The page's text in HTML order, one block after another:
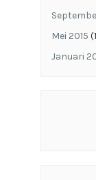
Mei 2015
Januari